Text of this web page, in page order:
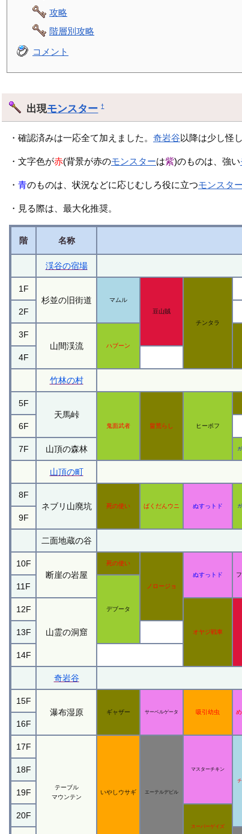
攻略
階層別攻略
コメント
出現モンスター †
・確認済みは一応全て加えました。奇岩谷以降は少し怪
・文字色が赤(背景が赤のモンスターは紫)のものは、強い
・青のものは、状況などに応じむしろ役に立つモンスター
・見る際は、最大化推奨。
階 名称
渓谷の宿場
1F
杉並の旧街道
マムル
豆山賊
チンタラ
2F
3F
山間渓流
ハブーン
4F
竹林の村
5F
天馬峠
鬼面武者 畠荒らし ヒーポフ
6F
7F 山頂の森林
山頂の町
8F
ネブリ山廃坑
死の使い ばくだんウニ ぬすっトド
9F
二面地蔵の谷
10F
断崖の岩屋
死の使い
ノロージョ
ぬすっトド
11F
デブータ
12F
山霊の洞窟 オヤジ戦車
13F
14F
奇岩谷
15F
瀑布湿原
ギャザー サーベルゲータ 吸引幼虫
16F
17F
テーブル
マウンテン
いやしウサギ エーテルデビル
マスターチキン
18F
19F
20F
スーパーゲイズ